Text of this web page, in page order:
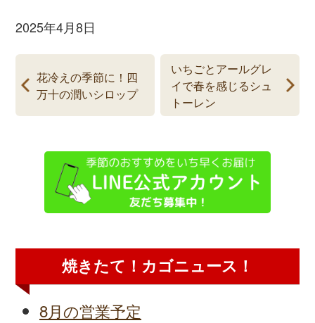
2025年4月8日
花冷えの季節に！四
万十の潤いシロップ
いちごとアールグレ
イで春を感じるシュ
トーレン
焼きたて！カゴニュース！
8月の営業予定